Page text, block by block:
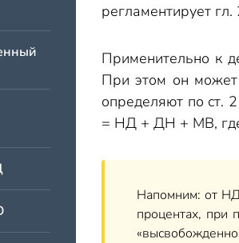
регламентирует
Применительно к
При этом он
определяют по ст.
= НД + ДН + МВ,
Напомним: от
процентах, при